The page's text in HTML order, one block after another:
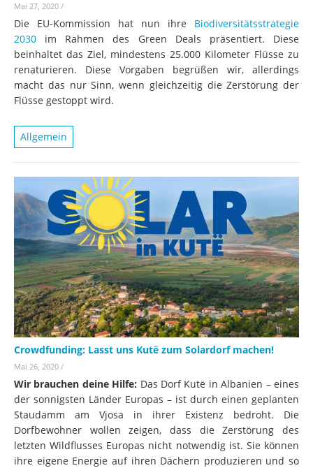
Mai 27, 2020 /
Die EU-Kommission hat nun ihre Biodiversitätsstrategie
2030 im Rahmen des Green Deals präsentiert. Diese
beinhaltet das Ziel, mindestens 25.000 Kilometer Flüsse zu
renaturieren. Diese Vorgaben begrüßen wir, allerdings
macht das nur Sinn, wenn gleichzeitig die Zerstörung der
Flüsse gestoppt wird.
Allgemein
Crowdfunding: Lasst uns Kutë zum Solardorf machen!
Mai 26, 2020 /
Wir brauchen deine Hilfe: Das Dorf Kutë in Albanien – eines
der sonnigsten Länder Europas – ist durch einen geplanten
Staudamm am Vjosa in ihrer Existenz bedroht. Die
Dorfbewohner wollen zeigen, dass die Zerstörung des
letzten Wildflusses Europas nicht notwendig ist. Sie können
ihre eigene Energie auf ihren Dächern produzieren und so